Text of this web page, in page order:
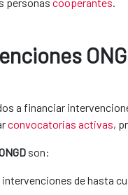
a financiar
convocatorias activas,
son:​​​​​​
intervenciones de hasta